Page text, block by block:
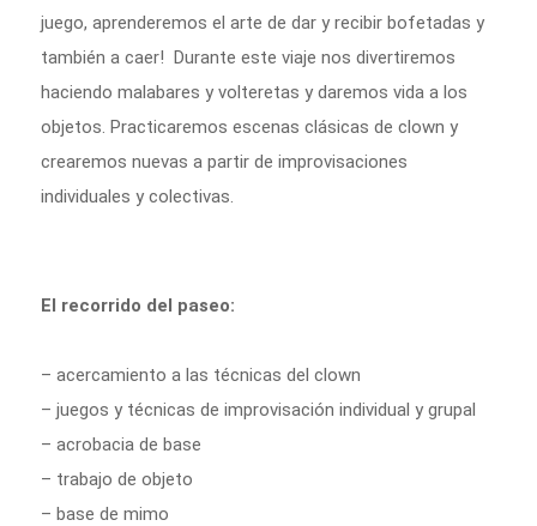
juego, aprenderemos el arte de dar y recibir bofetadas y
también a caer!  Durante este viaje nos divertiremos
haciendo malabares y volteretas y daremos vida a los
objetos. Practicaremos escenas clásicas de clown y
crearemos nuevas a partir de improvisaciones
individuales y colectivas.
El recorrido del paseo:
– acercamiento a las técnicas del clown
– juegos y técnicas de improvisación individual y grupal
– acrobacia de base
– trabajo de objeto
– base de mimo